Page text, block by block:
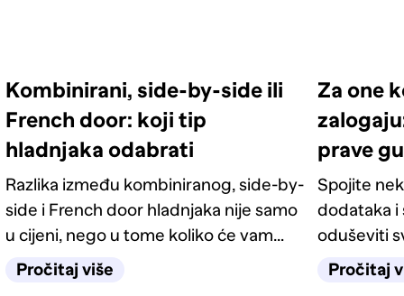
Kombinirani, side-by-side ili
French door: koji tip
hladnjaka odabrati
Razlika između kombiniranog, side-by-
side i French door hladnjaka nije samo
u cijeni, nego u tome koliko će vam
život u kuhinji biti jednostavan
Pročitaj više
Za one
prave
Spojite
dodataka i
oduševiti
četiri
Pročitaj